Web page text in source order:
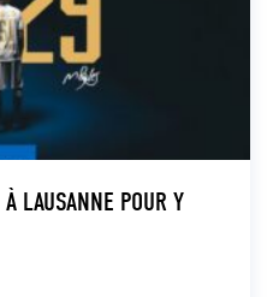
LAUSANNE POUR Y